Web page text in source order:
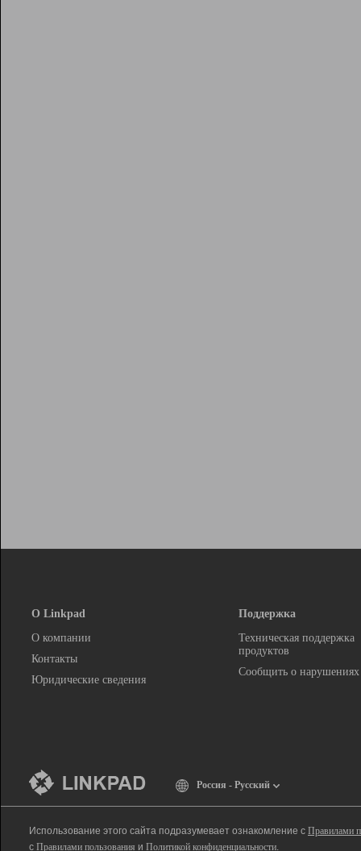
О Linkpad
О компании
Контакты
Юридические сведения
Поддержка
Техническая поддержка
продуктов
Сообщить о нарушениях
Россия - Русский
Использование этого сайта подразумевает ознакомление с Правилами
с Правилами пользования и Политикой конфиденциальности.